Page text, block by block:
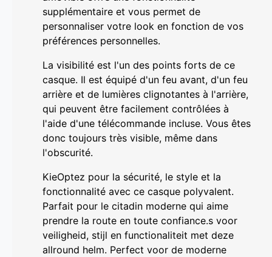
supplémentaire et vous permet de
personnaliser votre look en fonction de vos
préférences personnelles.
La visibilité est l'un des points forts de ce
casque. Il est équipé d'un feu avant, d'un feu
arrière et de lumières clignotantes à l'arrière,
qui peuvent être facilement contrôlées à
l'aide d'une télécommande incluse. Vous êtes
donc toujours très visible, même dans
l'obscurité.
KieOptez pour la sécurité, le style et la
fonctionnalité avec ce casque polyvalent.
Parfait pour le citadin moderne qui aime
prendre la route en toute confiance.s voor
veiligheid, stijl en functionaliteit met deze
allround helm. Perfect voor de moderne